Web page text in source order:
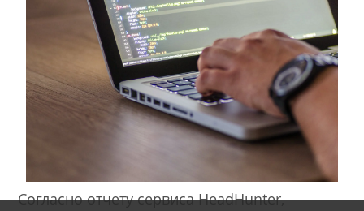
Согласно отчету сервиса HeadHunter,